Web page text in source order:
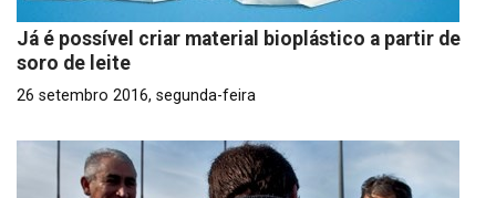
Já é possível criar material bioplástico a partir de
soro de leite
26 setembro 2016, segunda-feira